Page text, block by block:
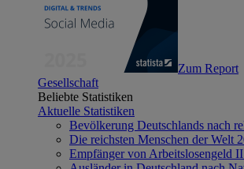
Zum Report
Gesellschaft
Beliebte Statistiken
Aktuelle Statistiken
Bevölkerung Deutschlands nach
Die reichsten Menschen der Welt
Empfänger von Arbeitslosengeld